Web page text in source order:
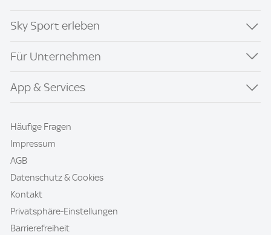
Sky Sport erleben
Für Unternehmen
App & Services
Häufige Fragen
Impressum
AGB
Datenschutz & Cookies
Kontakt
Privatsphäre-Einstellungen
Barrierefreiheit